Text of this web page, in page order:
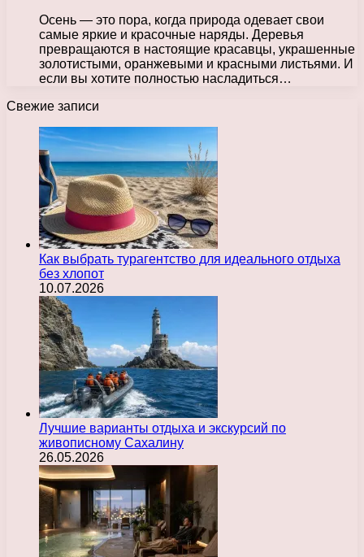
Осень — это пора, когда природа одевает свои
самые яркие и красочные наряды. Деревья
превращаются в настоящие красавцы, украшенные
золотистыми, оранжевыми и красными листьями. И
если вы хотите полностью насладиться…
Свежие записи
Как выбрать турагентство для идеального отдыха
без хлопот
10.07.2026
Лучшие варианты отдыха и экскурсий по
живописному Сахалину
26.05.2026